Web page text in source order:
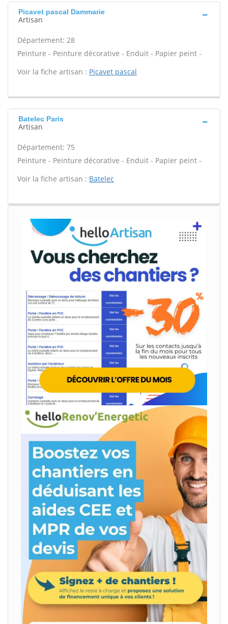
Picavet pascal Dammarie
Artisan
Département: 28
Peinture - Peinture décorative - Enduit - Papier peint -
Voir la fiche artisan : Picavet pascal
Batelec Paris
Artisan
Département: 75
Peinture - Peinture décorative - Enduit - Papier peint -
Voir la fiche artisan : Batelec